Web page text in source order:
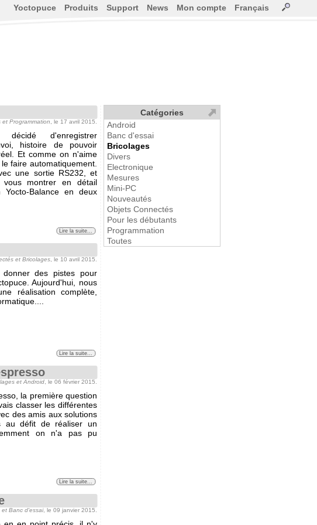
et Programmation , le 17 avril 2015.
d'enregistrer
histoire de pouvoir
Et comme on n'aime
faire automatiquement.
une sortie RS232, et
montrer en détail
Yocto-Balance en deux
Lire la suite...
et Bricolages , le 10 avril 2015.
des pistes pour
Aujourd'hui, nous
réalisation complète,
Lire la suite...
et Android , le 06 février 2015.
la première question
classer les différentes
des amis aux solutions
au défit de réaliser un
on n'a pas pu
Lire la suite...
et Banc d'essai, le 09 janvier 2015.
Yoctopuce Produits Support News Mon compte Français
Catégories
Android
Banc d'essai
Bricolages
Divers
Electronique
Mesures
Mini-PC
Nouveautés
Objets Connectés
Pour les débutants
Programmation
Toutes